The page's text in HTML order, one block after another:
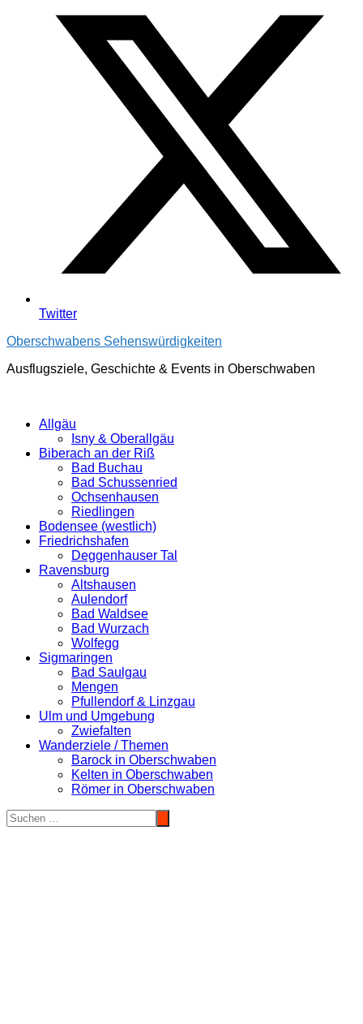
Twitter
Oberschwabens Sehenswürdigkeiten
Ausflugsziele, Geschichte & Events in Oberschwaben
Allgäu
Isny & Oberallgäu
Biberach an der Riß
Bad Buchau
Bad Schussenried
Ochsenhausen
Riedlingen
Bodensee (westlich)
Friedrichshafen
Deggenhauser Tal
Ravensburg
Altshausen
Aulendorf
Bad Waldsee
Bad Wurzach
Wolfegg
Sigmaringen
Bad Saulgau
Mengen
Pfullendorf & Linzgau
Ulm und Umgebung
Zwiefalten
Wanderziele / Themen
Barock in Oberschwaben
Kelten in Oberschwaben
Römer in Oberschwaben